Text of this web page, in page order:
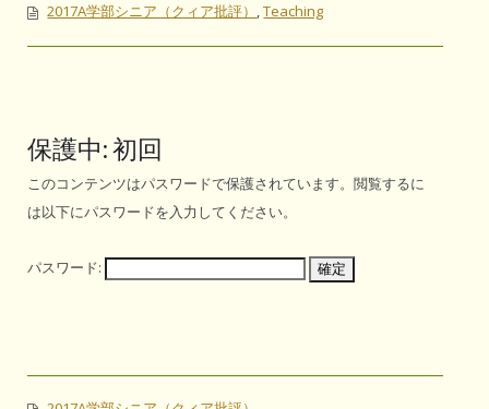
2017A学部シニア（クィア批評） ,Teaching
保護中: 初回
このコンテンツはパスワードで保護されています。閲覧するに
は以下にパスワードを入力してください。
パスワード: